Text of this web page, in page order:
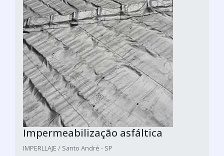
Impermeabilização asfáltica
IMPERLLAJE / Santo André - SP